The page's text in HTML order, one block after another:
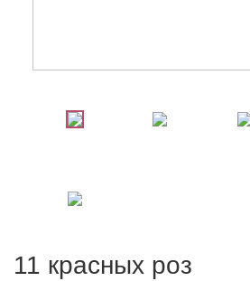
11 красных роз